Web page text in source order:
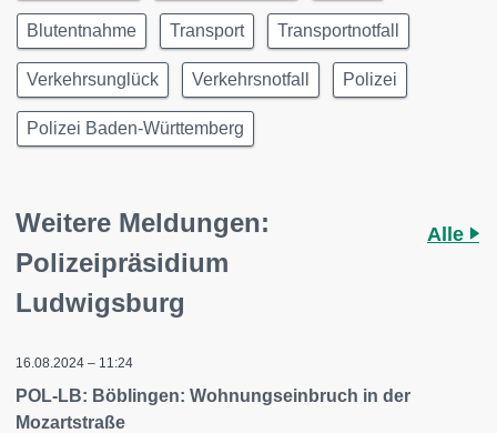
Blutentnahme Transport Transportnotfall
Verkehrsunglück Verkehrsnotfall Polizei
Polizei Baden-Württemberg
Weitere Meldungen:
Polizeipräsidium
Ludwigsburg
Alle
16.08.2024 – 11:24
POL-LB: Böblingen: Wohnungseinbruch in der
Mozartstraße